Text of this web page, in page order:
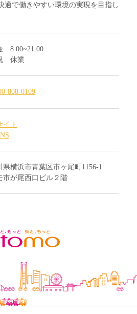
適で働きやすい環境の実現を目指し
8:00~21:00
休業
808-0109
イト
県横浜市青葉区市ヶ尾町1156-1
市が尾西口ビル２階